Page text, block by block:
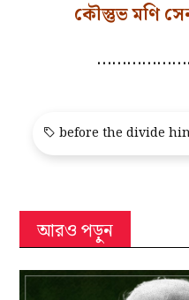
কৌস্তুভ মণি
before the divide
আরও পড়ুন